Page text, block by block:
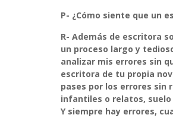
P- ¿Cómo siente que un
R- Además de escritora
un proceso largo y
analizar mis errores sin
escritora de tu propia
pases por los errores sin
infantiles o relatos,
Y siempre hay errores,